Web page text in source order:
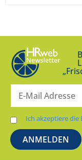
Ich akzeptiere die